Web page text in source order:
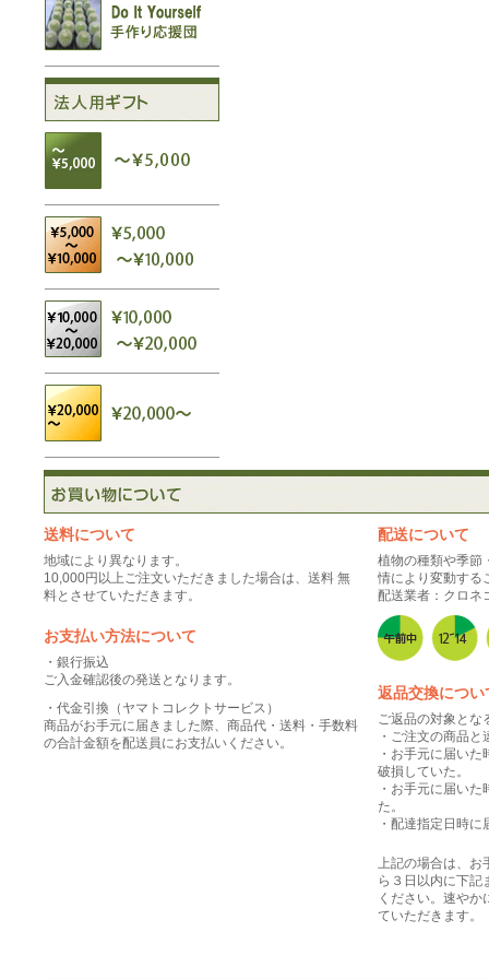
送料について
地域により異なります。
10,000円以上ご注文いただきました場合は、送料 無
料とさせていただきます。
お支払い方法について
・銀行振込
ご入金確認後の発送となります。
・代金引換（ヤマトコレクトサービス）
商品がお手元に届きました際、商品代・送料・手数料
の合計金額を配送員にお支払いください。
配送について
植物の種類や季節
情により変動する
配送業者：クロ
返品交換につい
ご返品の対象とな
・ご注文の商品
・お手元に届い
破損していた。
・お手元に届い
た。
・配達指定日時
上記の場合は、お
ら３日以内に下記
ください。速や
ていただきます。